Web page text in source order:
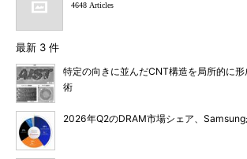
4648 Articles
最新 3 件
特定の向きに並んだCNT構造を局所的に
術
2026年Q2のDRAM市場シェア、Samsung